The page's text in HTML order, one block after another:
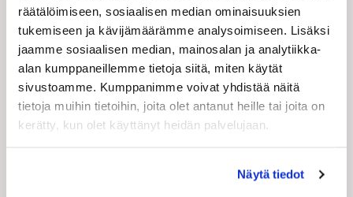
räätälöimiseen, sosiaalisen median ominaisuuksien
tukemiseen ja kävijämäärämme analysoimiseen. Lisäksi
jaamme sosiaalisen median, mainosalan ja analytiikka-
alan kumppaneillemme tietoja siitä, miten käytät
sivustoamme. Kumppanimme voivat yhdistää näitä
tietoja muihin tietoihin, joita olet antanut heille tai joita on
kerätty, kun olet käyttänyt heidän palvelujaan.
Näytä tiedot